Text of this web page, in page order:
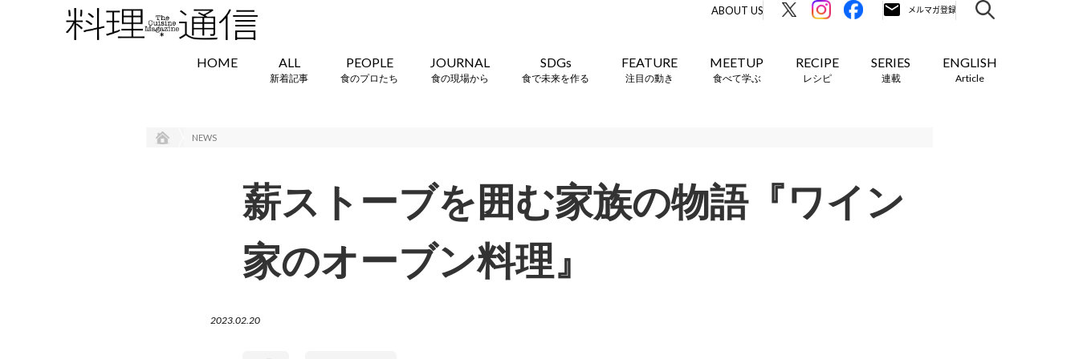
ABOUT US
HOME ALL
新着記事
PEOPLE
食のプロたち
JOURNAL
食の現場から
SDGs
食で未来を作る
FEATURE
注目の動き
MEETUP
食べて学ぶ
RECIPE
レシピ
SERIES
連載
ENGLISH
Article
NEWS
薪ストーブを囲む家族の物語『ワイン
家のオーブン料理』
2023.02.20